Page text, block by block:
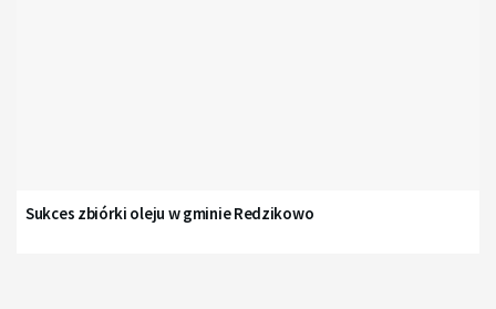
Sukces zbiórki oleju w gminie Redzikowo